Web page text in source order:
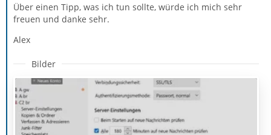
Über einen Tipp, was ich tun sollte, würde ich mich sehr
freuen und danke sehr.
Alex
Bilder